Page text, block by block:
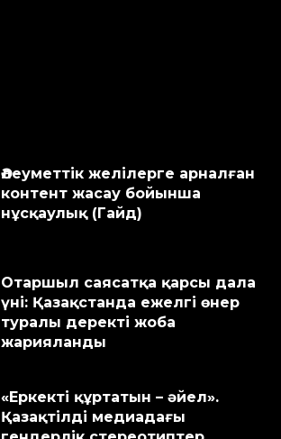
Әлеуметтік желілерге арналған
контент жасау бойынша
нұсқаулық (Гайд)
Отаршыл саясатқа қарсы дала
үні: Қазақстанда ежелгі өнер
туралы деректі жоба
жарияланды
«Еркекті құртатын – әйел».
Қазақтілді медиадағы